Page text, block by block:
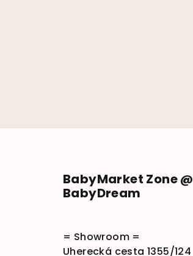
BabyMarket Zone @
BabyDream
= Showroom =
Uherecká cesta 1355/124